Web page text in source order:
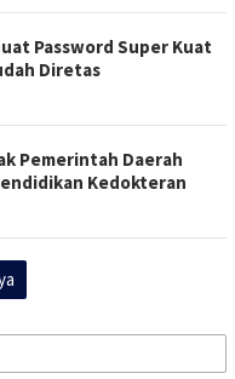
Password Super Kuat
Diretas
Pemerintah Daerah
Kedokteran